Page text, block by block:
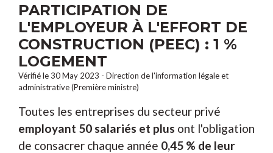
PARTICIPATION DE
L'EMPLOYEUR À L'EFFORT DE
CONSTRUCTION (PEEC) : 1 %
LOGEMENT
Vérifié le 30 May 2023 - Direction de l'information légale et
administrative (Première ministre)
Toutes les entreprises du secteur privé
employant 50 salariés et plus ont l'obligation
de consacrer chaque année 0,45 % de leur